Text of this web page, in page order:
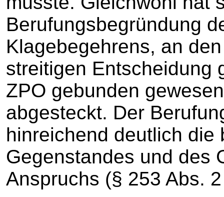
Berufungsbegründung
Klagebegehrens, an
streitigen Entscheidung
ZPO gebunden
abgesteckt. Der
hinreichend deutlich die
Gegenstandes und des
Anspruchs (§ 253 Abs.